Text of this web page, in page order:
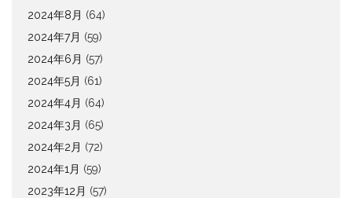
2024年8月 (64)
2024年7月 (59)
2024年6月 (57)
2024年5月 (61)
2024年4月 (64)
2024年3月 (65)
2024年2月 (72)
2024年1月 (59)
2023年12月 (57)